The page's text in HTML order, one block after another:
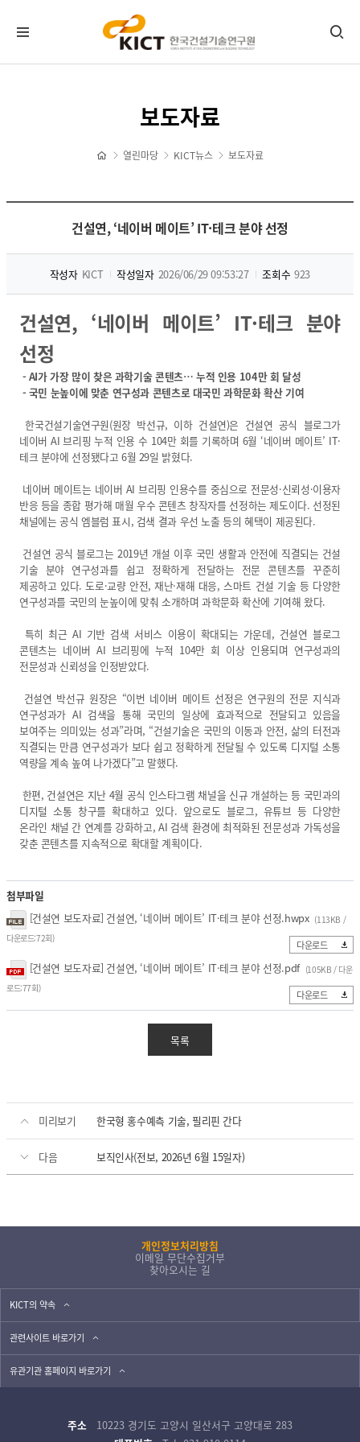
포토뉴스
홍보센터
기관홍보물
정기간행물
뉴스레터 신청/해지
CI 다운로드
자료실
열린 KICT
입찰공고
채용공고
클린 KICT
연구부정행위 신고센터
작업중지 요청제
윤리경영
윤리헌장
수의계약 현황
부패징계현황
보도자료
열린마당 KICT뉴스 보도자료
건설연, ‘네이버 메이트’ IT·테크 분야 선정
작성자 KICT 작성일자 2026/06/29 09:53:27 조회수 923
건설연, ‘네이버 메이트’ IT·테크 분야
선정
- AI가 가장 많이 찾은 과학기술 콘텐츠… 누적 인용 104만 회 달성
- 국민 눈높이에 맞춘 연구성과 콘텐츠로 대국민 과학문화 확산 기여
한국건설기술연구원(원장 박선규, 이하 건설연)은 건설연 공식 블로그가
네이버 AI 브리핑 누적 인용 수 104만 회를 기록하며 6월 ‘네이버 메이트’ IT·
테크 분야에 선정됐다고 6월 29일 밝혔다.
네이버 메이트는 네이버 AI 브리핑 인용수를 중심으로 전문성·신뢰성·이용자
반응 등을 종합 평가해 매월 우수 콘텐츠 창작자를 선정하는 제도이다. 선정된
채널에는 공식 엠블럼 표시, 검색 결과 우선 노출 등의 혜택이 제공된다.
건설연 공식 블로그는 2019년 개설 이후 국민 생활과 안전에 직결되는 건설
기술 분야 연구성과를 쉽고 정확하게 전달하는 전문 콘텐츠를 꾸준히
제공하고 있다. 도로·교량 안전, 재난·재해 대응, 스마트 건설 기술 등 다양한
연구성과를 국민의 눈높이에 맞춰 소개하며 과학문화 확산에 기여해 왔다.
특히 최근 AI 기반 검색 서비스 이용이 확대되는 가운데, 건설연 블로그
콘텐츠는 네이버 AI 브리핑에 누적 104만 회 이상 인용되며 연구성과의
전문성과 신뢰성을 인정받았다.
건설연 박선규 원장은 “이번 네이버 메이트 선정은 연구원의 전문 지식과
연구성과가 AI 검색을 통해 국민의 일상에 효과적으로 전달되고 있음을
보여주는 의미있는 성과”라며, “건설기술은 국민의 이동과 안전, 삶의 터전과
직결되는 만큼 연구성과가 보다 쉽고 정확하게 전달될 수 있도록 디지털 소통
역량을 계속 높여 나가겠다”고 말했다.
한편, 건설연은 지난 4월 공식 인스타그램 채널을 신규 개설하는 등 국민과의
디지털 소통 창구를 확대하고 있다. 앞으로도 블로그, 유튜브 등 다양한
온라인 채널 간 연계를 강화하고, AI 검색 환경에 최적화된 전문성과 가독성을
갖춘 콘텐츠를 지속적으로 확대할 계획이다.
첨부파일
[건설연 보도자료] 건설연, ‘네이버 메이트’ IT·테크 분야 선정.hwpx (113KB /
다운로드:72회)
다운로드
[건설연 보도자료] 건설연, ‘네이버 메이트’ IT·테크 분야 선정.pdf (105KB / 다운
로드:77회)
다운로드
목록
미리보기 한국형 홍수예측 기술, 필리핀 간다
다음 보직인사(전보, 2026년 6월 15일자)
개인정보처리방침
이메일 무단수집거부
찾아오시는 길
KICT의 약속
관련사이트 바로가기
유관기관 홈페이지 바로가기
주소
10223 경기도 고양시 일산서구 고양대로 283